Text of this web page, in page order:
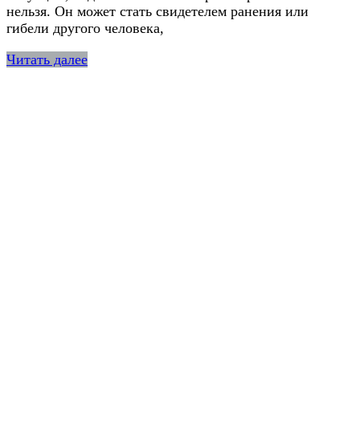
нельзя. Он может стать свидетелем ранения или
гибели другого человека,
Читать далее